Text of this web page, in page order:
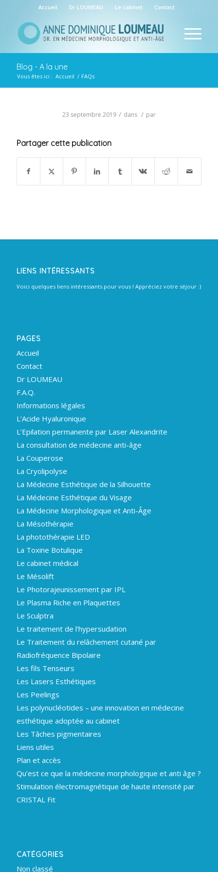
Accueil Dr LOUMEAU Le cabinet Contact
Blog - A la une
Vous êtes ici : Accueil / FAQs
23 septembre 2019 / dans / par
Partager cette publication
LIENS INTÉRESSANTS
Voici quelques liens intéressants pour vous ! Appréciez votre séjour :)
PAGES
Accueil
Contact
Dr LOUMEAU
F.A.Q.
Informations légales
L’Acide Hyaluronique
L’Epilation permanente par Laser Alexandrite
La consultation de médecine anti-âge
La Couperose
La Cryolipolyse
La Médecine Esthétique de la Silhouette
La Médecine Esthétique du Visage
La Médecine Morphologique et Anti-Âge
La Mésothérapie
La photothérapie LED
La Toxine Botulique
Le cabinet médical
Le Mésolift
Le Photorajeunissement par IPL
Le Plasma Riche en Plaquettes
Le Sculptra
Le traitement de l’hypersudation
Le Traitement du relâchement cutané par
Radiofréquence Bipolaire
Les fils Tenseurs
Les Lasers Esthétiques
Les Peelings
Les polynucléotides – une innovation en médecine
esthétique adoptée au cabinet
Les Tâches pigmentaires
Liens utiles
Plan et accès
Qu’est ce que la médecine morphologique et anti âge ?
Stimulation électromagnétique de haute intensité par
CRISTAL Fit
CATÉGORIES
Non classé